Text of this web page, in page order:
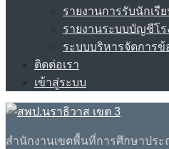
รายงานการรับนักเรี
รายงานระบบบัญชีโร
ระบบบริหารจัดการข้
ติดต่อเรา
เข้าสู่ระบบ
สำนักงานเขตพื้นที่การศึกษาประ